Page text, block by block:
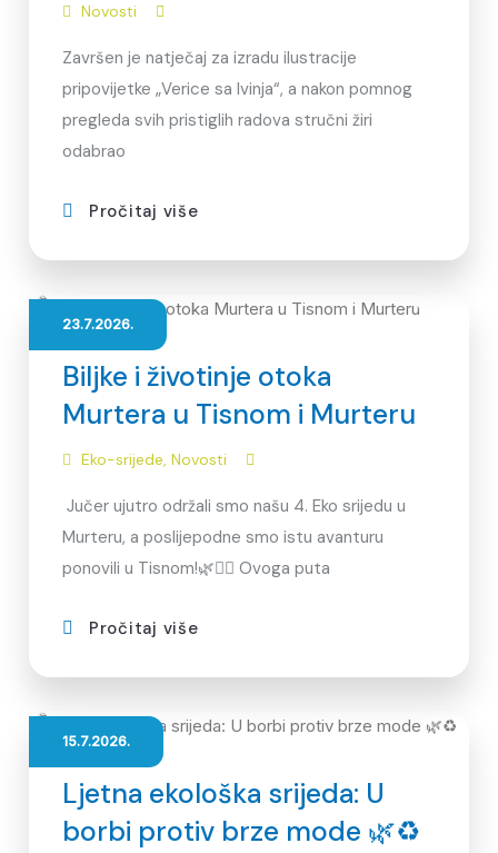
Novosti
Završen je natječaj za izradu ilustracije
pripovijetke „Verice sa Ivinja“, a nakon pomnog
pregleda svih pristiglih radova stručni žiri
odabrao
Pročitaj više
23.7.2026.
Biljke i životinje otoka
Murtera u Tisnom i Murteru
Eko-srijede,Novosti
Jučer ujutro održali smo našu 4. Eko srijedu u
Murteru, a poslijepodne smo istu avanturu
ponovili u Tisnom!🌿🏴‍☠️ Ovoga puta
Pročitaj više
15.7.2026.
Ljetna ekološka srijeda: U
borbi protiv brze mode 🌿♻️